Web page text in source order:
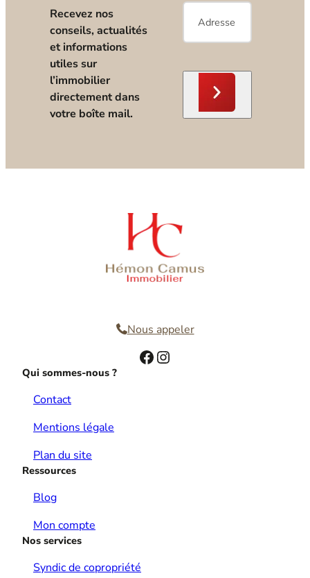
Recevez nos
conseils, actualités
et informations
utiles sur
l’immobilier
directement dans
votre boîte mail.
E-
mail*
Nous appeler
Facebook Instagram
Qui sommes-nous ?
Contact
Mentions légale
Plan du site
Ressources
Blog
Mon compte
Nos services
Syndic de copropriété